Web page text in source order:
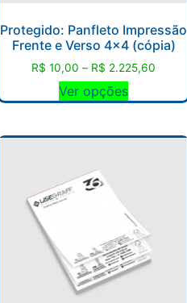
Protegido: Panfleto Impressão
Frente e Verso 4×4 (cópia)
R$ 10,00 – R$ 2.225,60
Ver opções